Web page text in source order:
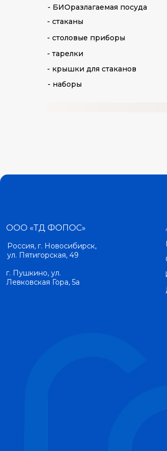
- БИОразлагаемая посуда
- стаканы
- крышки для стаканов
- наборы
- тарелки
- столовые приборы
Россия, г. Новосибирск,
ул. Пятигорская, 49
г. Пушкино, ул.
Левковская Гора, 5а
ООО «ТД ФОПОС»